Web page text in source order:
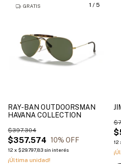
1 / 5
GRATIS
RAY-BAN OUTDOORSMAN
HAVANA COLLECTION
$357.574
$397.304
10% OFF
12 x $29.797,83 sin interés
¡Última unidad!
12